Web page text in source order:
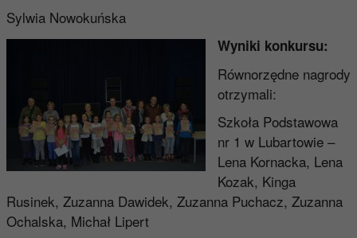
Sylwia Nowokuńska
Wyniki konkursu:
Równorzędne nagrody
otrzymali:
Szkoła Podstawowa
nr 1 w Lubartowie –
Lena Kornacka, Lena
Kozak, Kinga
Rusinek, Zuzanna Dawidek, Zuzanna Puchacz, Zuzanna
Ochalska, Michał Lipert